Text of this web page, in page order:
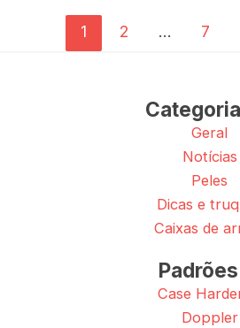
1 2 ... 7
Geral
Notícias
Peles
Dicas e
Caixas de
Padrões
Case
Doppler